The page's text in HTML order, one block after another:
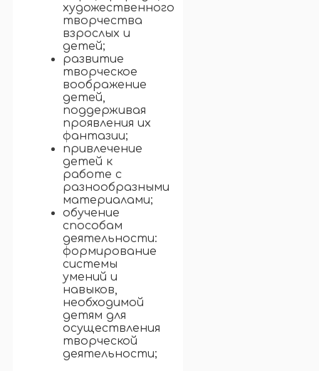
художественного
творчества
взрослых и
детей;
развитие
творческое
воображение
детей,
поддерживая
проявления их
фантазии;
привлечение
детей к
работе с
разнообразными
материалами;
обучение
способам
деятельности:
формирование
системы
умений и
навыков,
необходимой
детям для
осуществления
творческой
деятельности;